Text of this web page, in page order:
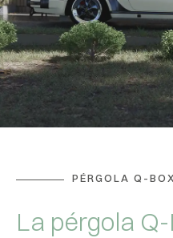
PÉRGOLA Q-
La pérgola